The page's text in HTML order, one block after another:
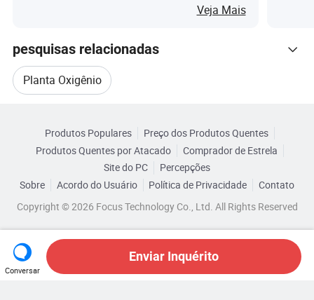
Veja Mais
pesquisas relacionadas
Planta Oxigênio
Conjuntos De Geradores De Oxigênio
Gerador De Água Oxigenada
Sistema De Gerador De Oxigênio
Produtos Populares
Preço dos Produtos Quentes
Produtos Quentes por Atacado
Comprador de Estrela
Site do PC
Percepções
Sobre
Acordo do Usuário Política de Privacidade
Contato
Copyright © 2026 Focus Technology Co., Ltd. All Rights Reserved
Conversar
Enviar Inquérito